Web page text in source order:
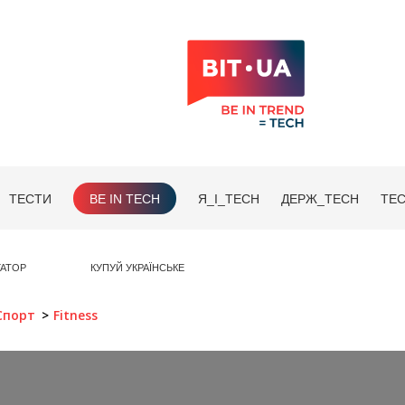
ТЕСТИ BE IN TECH Я_І_TECH ДЕРЖ_TECH
КУПУЙ УКРАЇНСЬКЕ
Fitness